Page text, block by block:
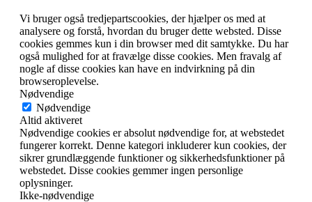
Vi bruger også tredjepartscookies, der hjælper os med at
analysere og forstå, hvordan du bruger dette websted. Disse
cookies gemmes kun i din browser med dit samtykke. Du har
også mulighed for at fravælge disse cookies. Men fravalg af
nogle af disse cookies kan have en indvirkning på din
browseroplevelse.
Nødvendige
Nødvendige
Altid aktiveret
Nødvendige cookies er absolut nødvendige for, at webstedet
fungerer korrekt. Denne kategori inkluderer kun cookies, der
sikrer grundlæggende funktioner og sikkerhedsfunktioner på
webstedet. Disse cookies gemmer ingen personlige
oplysninger.
Ikke-nødvendige